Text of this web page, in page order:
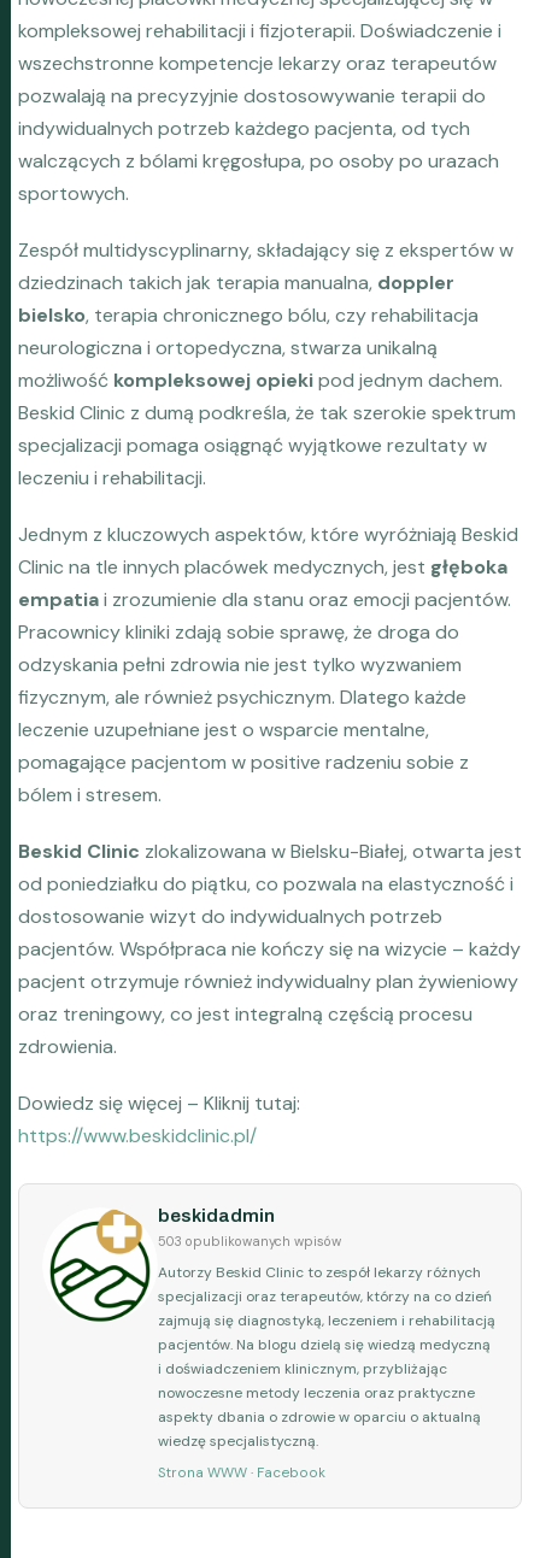
kompleksowej rehabilitacji i fizjoterapii. Doświadczenie i
wszechstronne kompetencje lekarzy oraz terapeutów
pozwalają na precyzyjnie dostosowywanie terapii do
indywidualnych potrzeb każdego pacjenta, od tych
walczących z bólami kręgosłupa, po osoby po urazach
sportowych.
Zespół multidyscyplinarny, składający się z ekspertów w
dziedzinach takich jak terapia manualna, doppler
bielsko, terapia chronicznego bólu, czy rehabilitacja
neurologiczna i ortopedyczna, stwarza unikalną
możliwość kompleksowej opiekipod jednym dachem.
Beskid Clinic z dumą podkreśla, że tak szerokie spektrum
specjalizacji pomaga osiągnąć wyjątkowe rezultaty w
leczeniu i rehabilitacji.
Jednym z kluczowych aspektów, które wyróżniają Beskid
Clinic na tle innych placówek medycznych, jest głęboka
empatiai zrozumienie dla stanu oraz emocji pacjentów.
Pracownicy kliniki zdają sobie sprawę, że droga do
odzyskania pełni zdrowia nie jest tylko wyzwaniem
fizycznym, ale również psychicznym. Dlatego każde
leczenie uzupełniane jest o wsparcie mentalne,
pomagające pacjentom w positive radzeniu sobie z
bólem i stresem.
Beskid Clinic zlokalizowana w Bielsku-Białej, otwarta jest
od poniedziałku do piątku, co pozwala na elastyczność i
dostosowanie wizyt do indywidualnych potrzeb
pacjentów. Współpraca nie kończy się na wizycie – każdy
pacjent otrzymuje również indywidualny plan żywieniowy
oraz treningowy, co jest integralną częścią procesu
zdrowienia.
Dowiedz się więcej – Kliknij tutaj:
https://www.beskidclinic.pl/
beskidadmin
503 opublikowanych wpisów
Autorzy Beskid Clinic to zespół lekarzy różnych
specjalizacji oraz terapeutów, którzy na co dzień
zajmują się diagnostyką, leczeniem i rehabilitacją
pacjentów. Na blogu dzielą się wiedzą medyczną
i doświadczeniem klinicznym, przybliżając
nowoczesne metody leczenia oraz praktyczne
aspekty dbania o zdrowie w oparciu o aktualną
wiedzę specjalistyczną.
Strona WWW · Facebook